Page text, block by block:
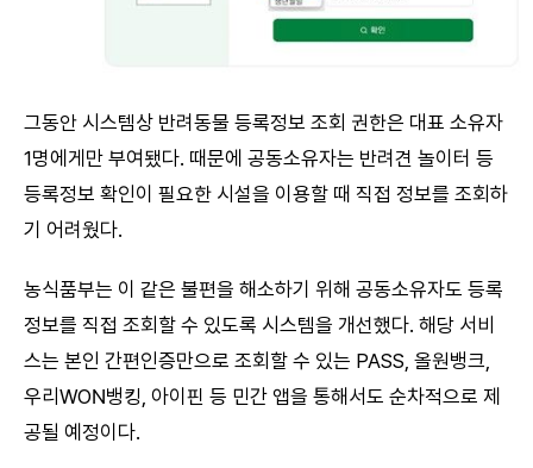
그동안 시스템상 반려동물 등록정보 조회 권한은 대표 소유자
1명에게만 부여됐다. 때문에 공동소유자는 반려견 놀이터 등
등록정보 확인이 필요한 시설을 이용할 때 직접 정보를 조회하
기 어려웠다.
농식품부는 이 같은 불편을 해소하기 위해 공동소유자도 등록
정보를 직접 조회할 수 있도록 시스템을 개선했다. 해당 서비
스는 본인 간편인증만으로 조회할 수 있는 PASS, 올원뱅크,
우리WON뱅킹, 아이핀 등 민간 앱을 통해서도 순차적으로 제
공될 예정이다.